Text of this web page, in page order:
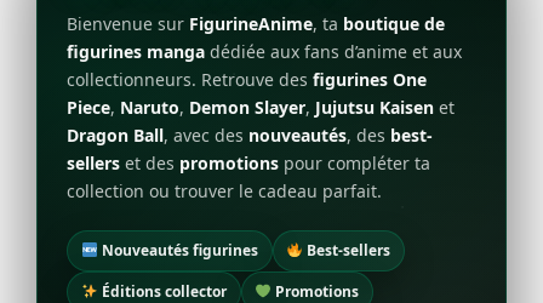
Bienvenue sur FigurineAnime, ta boutique de
figurines manga dédiée aux fans d’anime et aux
collectionneurs. Retrouve des figurines One
Piece, Naruto, Demon Slayer, Jujutsu Kaisen et
Dragon Ball, avec des nouveautés, des best-
sellers et des promotions pour compléter ta
collection ou trouver le cadeau parfait.
Nouveautés figurines
Best-sellers
Éditions collector
Promotions